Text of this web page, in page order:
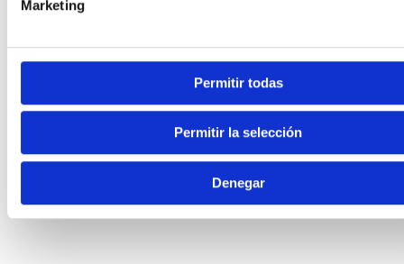
Marketing
Permitir todas
Permitir la selección
Denegar